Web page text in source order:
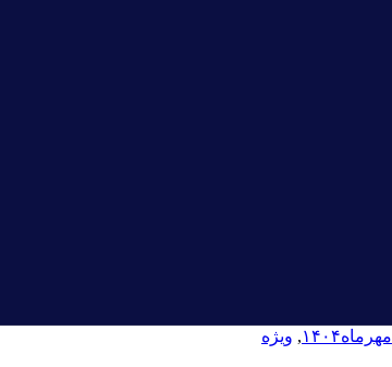
مهرماه۱۴۰۴ , ویژه